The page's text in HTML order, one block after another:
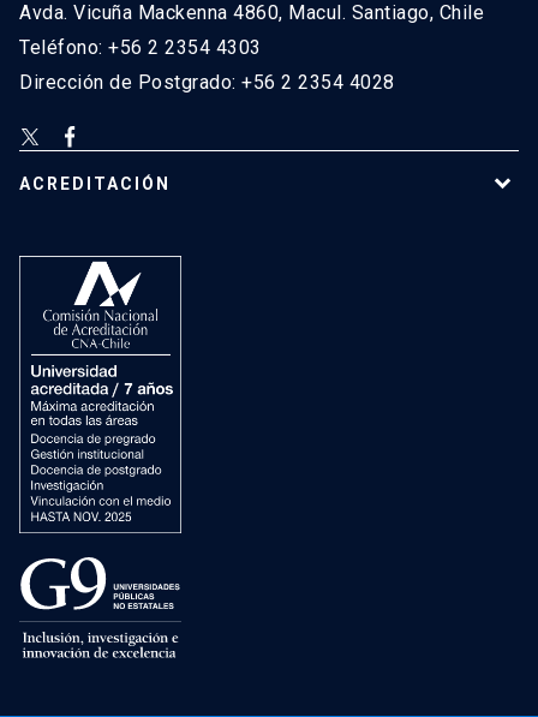
Avda. Vicuña Mackenna 4860, Macul. Santiago, Chile
Teléfono: +56 2 2354 4303
Dirección de Postgrado: +56 2 2354 4028
ACREDITACIÓN